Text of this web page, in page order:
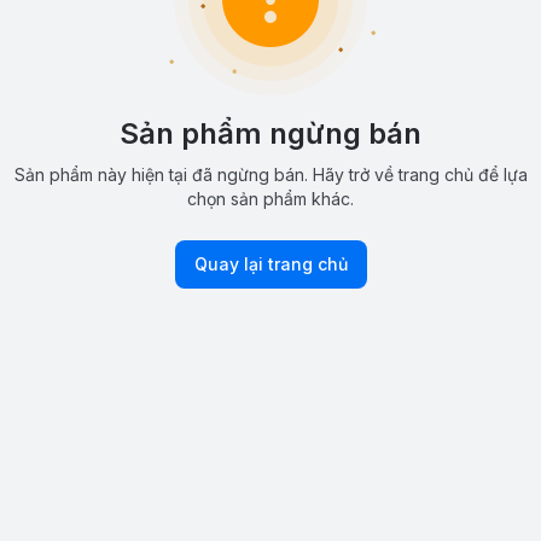
Sản phẩm ngừng bán
Sản phẩm này hiện tại đã ngừng bán. Hãy trở về trang chủ để lựa
chọn sản phẩm khác.
Quay lại trang chủ